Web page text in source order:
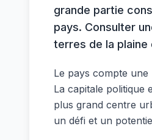
grande partie
pays. Consulter
terres de la plaine
Le pays compte
La capitale politique
plus grand centre
un défi et un